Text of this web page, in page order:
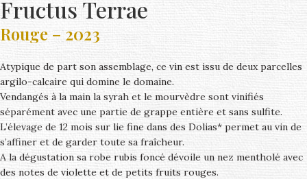
Fructus Terrae
Rouge – 2023
Atypique de part son assemblage, ce vin est issu de deux parcelles
argilo-calcaire qui domine le domaine.
Vendangés à la main la syrah et le mourvèdre sont vinifiés
séparément avec une partie de grappe entière et sans sulfite.
L’élevage de 12 mois sur lie fine dans des Dolias* permet au vin de
s’affiner et de garder toute sa fraîcheur.
A la dégustation sa robe rubis foncé dévoile un nez mentholé avec
des notes de violette et de petits fruits rouges.